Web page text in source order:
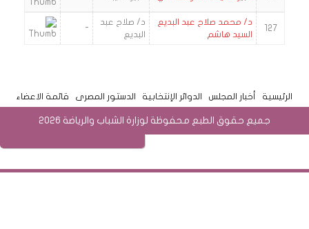
127
د/ محمد صلاح عبد البديع
السيد هاشم
د/ صلاح عبد
البديع
-
الرئيسية أخبار المجلس الدوائر الإنتخابية الدستور المصرى قائمة الاعضاء
جميع حقوق الطبع محفوظة لوزارة الشباب والرياضة 2026